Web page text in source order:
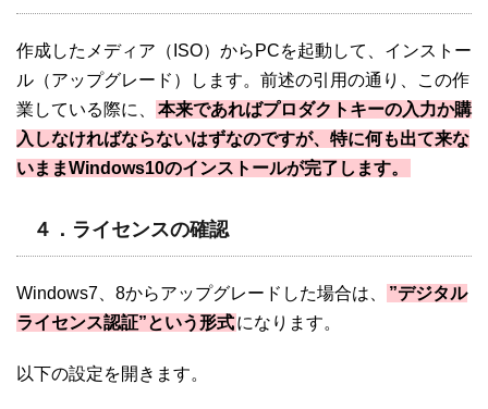
作成したメディア（ISO）からPCを起動して、インストー
ル（アップグレード）します。前述の引用の通り、この作
業している際に、
本来であればプロダクトキーの入力か購
入しなければならないはずなのですが、特に何も出て来な
いままWindows10のインストールが完了します。
４．ライセンスの確認
Windows7、8からアップグレードした場合は、
”デジタル
ライセンス認証”という形式になります。
以下の設定を開きます。